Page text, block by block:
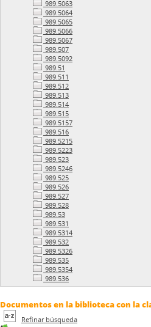
989.5063
989.5064
989.5065
989.5066
989.5067
989.507
989.5092
989.51
989.511
989.512
989.513
989.514
989.515
989.5157
989.516
989.5215
989.5223
989.523
989.5246
989.525
989.526
989.527
989.528
989.53
989.531
989.5314
989.532
989.5326
989.535
989.5354
989.536
Documentos en la biblioteca con la
Refinar búsqueda